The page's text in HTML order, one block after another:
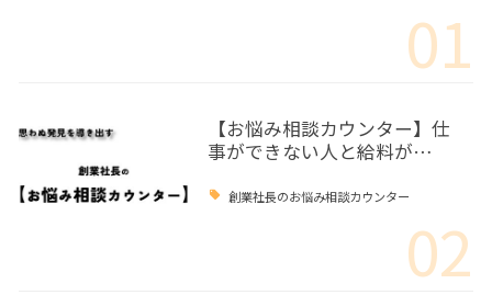
01
【お悩み相談カウンター】仕
事ができない人と給料が…
創業社長のお悩み相談カウンター
02